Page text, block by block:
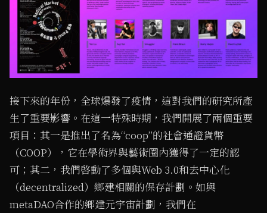
接下來的年份，全球爆發了疫情，這對我們的研究所產
生了重要影響。在這一特殊時期，我們開展了兩個重要
項目：其一是推出了名為“coop”的社會通證貨幣
（COOP），它在學術界與藝術圈內獲得了一定的認
可；其二，我們啓動了多個與Web 3.0和去中心化
（decentralized）鄉建相關的保存計劃。如與
metaDAO合作的鄉建元宇宙計劃，我們在